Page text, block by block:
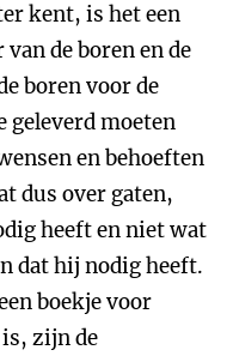
kent, is het een
de boren en de
boren voor de
geleverd moeten
en behoeften
dus over gaten,
heeft en niet wat
dat hij nodig heeft.
boekje voor
zijn de